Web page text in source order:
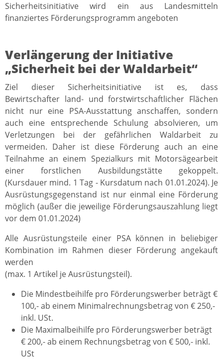
Sicherheitsinitiative wird ein aus Landesmitteln
finanziertes Förderungsprogramm angeboten
Verlängerung der Initiative
„Sicherheit bei der Waldarbeit“
Ziel dieser Sicherheitsinitiative ist es, dass
Bewirtschafter land- und forstwirtschaftlicher Flächen
nicht nur eine PSA-Ausstattung anschaffen, sondern
auch eine entsprechende Schulung absolvieren, um
Verletzungen bei der gefährlichen Waldarbeit zu
vermeiden. Daher ist diese Förderung auch an eine
Teilnahme an einem Spezialkurs mit Motorsägearbeit
einer forstlichen Ausbildungstätte gekoppelt.
(Kursdauer mind. 1 Tag - Kursdatum nach 01.01.2024). Je
Ausrüstungsgegenstand ist nur einmal eine Förderung
möglich (außer die jeweilige Förderungsauszahlung liegt
vor dem 01.01.2024)
Alle Ausrüstungsteile einer PSA können in beliebiger
Kombination im Rahmen dieser Förderung angekauft
werden
(max. 1 Artikel je Ausrüstungsteil).
Die Mindestbeihilfe pro Förderungswerber beträgt €
100,- ab einem Minimalrechnungsbetrag von € 250,-
inkl. USt.
Die Maximalbeihilfe pro Förderungswerber beträgt
€ 200,- ab einem Rechnungsbetrag von € 500,- inkl.
USt